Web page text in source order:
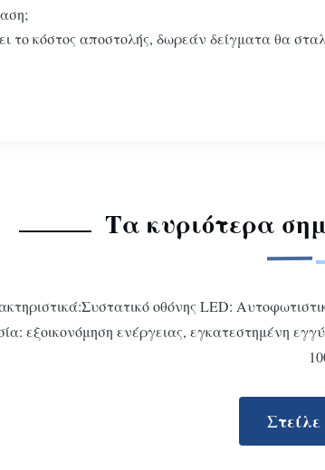
κόστος αποστολής, δωρεάν δείγματα θα
Τα κυριότερα
οθόνης LED:
εξοικονόμηση ενέργειας, εγκατεστημένη